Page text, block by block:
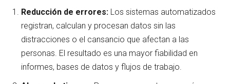
Reducción de errores: Los sistemas automatizados
registran, calculan y procesan datos sin las
distracciones o el cansancio que afectan a las
personas. El resultado es una mayor fiabilidad en
informes, bases de datos y flujos de trabajo.